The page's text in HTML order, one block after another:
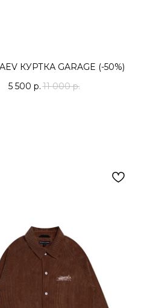
КУРТКА GARAGE (-50%)
5 500 р. 11 000 р.